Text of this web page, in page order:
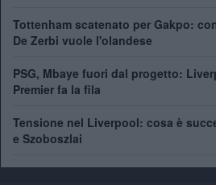
Tottenham scatenato per Gakpo:
De Zerbi vuole l'olandese
PSG, Mbaye fuori dal progetto:
Premier fa la fila
Tensione nel Liverpool: cosa è
e Szoboszlai